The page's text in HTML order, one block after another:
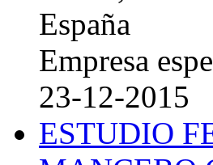
España
Empresa
23-12-2015
ESTUDIO